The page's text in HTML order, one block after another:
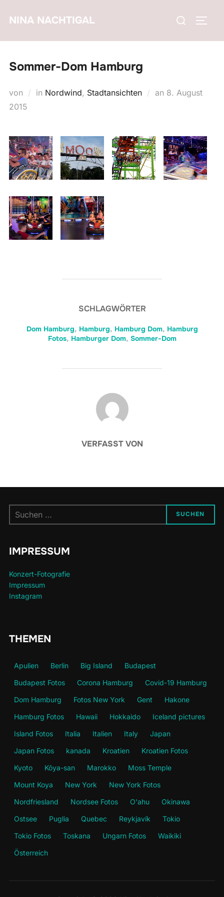
InhaltNINA NACHTIGAL
Suchen
Sommer-Dom Hamburg
von in Nordwind, Stadtansichten an Veröffentlicht
8. August
2015
SCHLAGWÖRTER
Dom Hamburg, Hamburg, Hamburg Dom, Hamburg
Fotos, Hamburger Dom, Sommer-Dom
BEITRAGSAUTOR
VERFASST VON
nach:
SUCHEN
IMPRESSUM
Konzert-Fotografie
Impressum
Instagram
THEMEN
Apulien Berlin Big Island
Budapest
Budapest Fotos
Corona Hamburg
Covid-19 Hamburg
Dom Hamburg
Fotos New York Gent
Hakone
Hamburg Fotos
Hawaii Hokkaido
Iceland pictures
Island Fotos
Italia Italien Italy
Japan
Japan Fotos
kanada Kroatien
Kroatien Fotos
Kyoto
Kōya-san Marokko
Moss Temple
Mount Koya
New York
New York Fotos
Nordfriesland
Nordsee Fotos O'ahu
Okinawa
Ostsee
Puglia Quebec Reykjavík
Tokio
Tokio Fotos
Toskana Ungarn Fotos
Waikiki
Österreich